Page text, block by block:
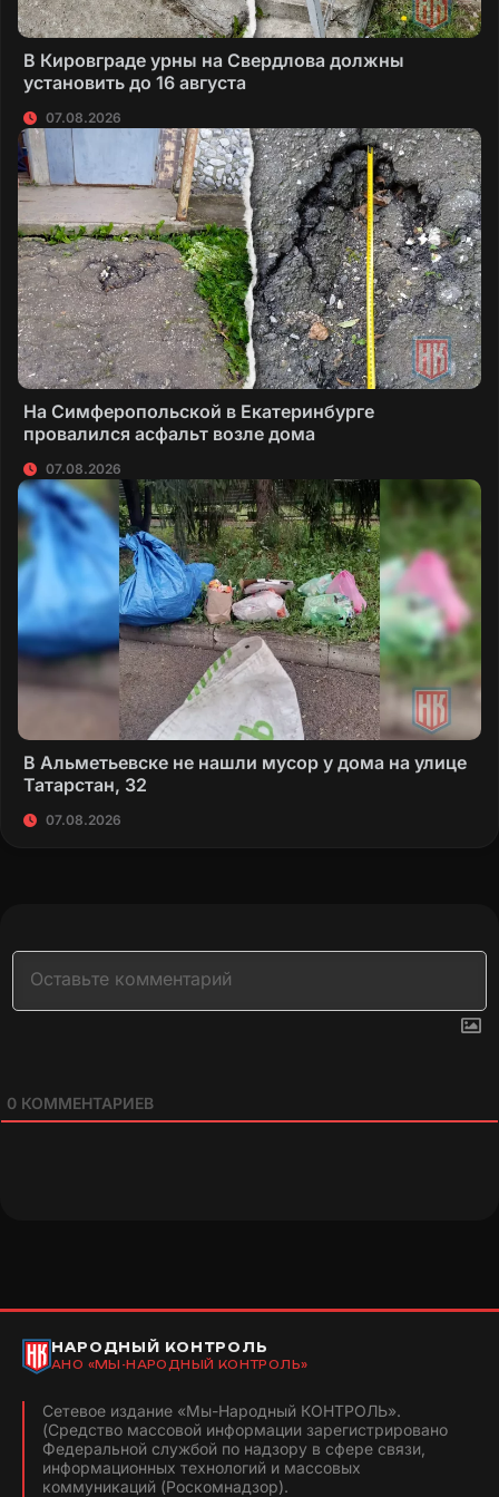
В Кировграде урны на Свердлова должны
установить до 16 августа
07.08.2026
На Симферопольской в Екатеринбурге
провалился асфальт возле дома
07.08.2026
В Альметьевске не нашли мусор у дома на улице
Татарстан, 32
07.08.2026
0 КОММЕНТАРИЕВ
НАРОДНЫЙ КОНТРОЛЬ
АНО «МЫ-НАРОДНЫЙ КОНТРОЛЬ»
Сетевое издание «Мы-Народный КОНТРОЛЬ».
(Средство массовой информации зарегистрировано
Федеральной службой по надзору в сфере связи,
информационных технологий и массовых
коммуникаций (Роскомнадзор).